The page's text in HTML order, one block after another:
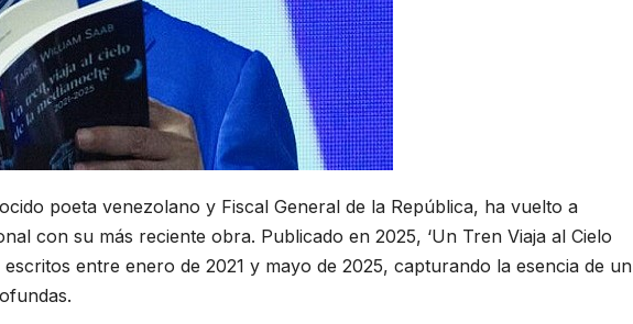
poeta venezolano y Fiscal General de la República, ha vuelto a
con su más reciente obra. Publicado en 2025, ‘Un Tren Viaja al Cielo
entre enero de 2021 y mayo de 2025, capturando la esencia de un